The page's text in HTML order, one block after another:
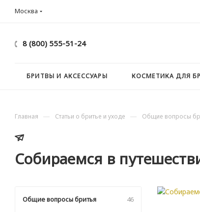
Москва
8 (800) 555-51-24
БРИТВЫ И АКСЕССУАРЫ КОСМЕТИКА ДЛЯ
Главная — Статьи о бритье и уходе — Общие вопросы
Собираемся в
Общие вопросы бритья 46